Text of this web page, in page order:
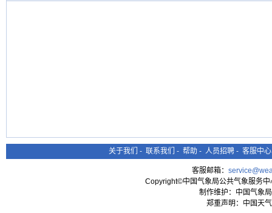
关于我们 - 联系我们 - 帮助 - 人员招聘 - 客服中心
客服邮箱：
Copyright©中国气象局公共气象服务
制作维护：中国气象
郑重声明：中国天